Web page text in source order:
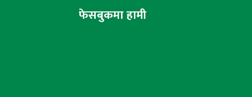
फेसबुकमा हामी